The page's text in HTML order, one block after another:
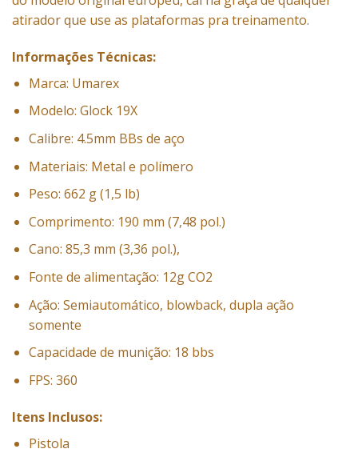
atirador que use as plataformas pra treinamento.
Informações Técnicas:
Marca: Umarex
Modelo: Glock 19X
Calibre: 4.5mm BBs de aço
Materiais: Metal e polímero
Peso: 662 g (1,5 lb)
Comprimento: 190 mm (7,48 pol.)
Cano: 85,3 mm (3,36 pol.),
Fonte de alimentação: 12g CO2
Ação: Semiautomático, blowback, dupla ação
somente
Capacidade de munição: 18 bbs
FPS: 360
Itens Inclusos:
Pistola